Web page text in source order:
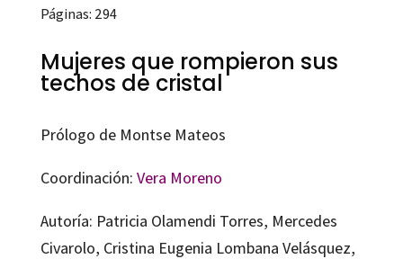
Páginas: 294
Mujeres que rompieron sus
techos de cristal
Prólogo de Montse Mateos
Coordinación: Vera Moreno
Autoría: Patricia Olamendi Torres, Mercedes
Civarolo, Cristina Eugenia Lombana Velásquez,